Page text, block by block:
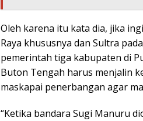
Oleh karena itu kata dia, jika
Raya khususnya dan Sultra
pemerintah tiga kabupaten di
Buton Tengah harus menjalin
maskapai penerbangan agar
“Ketika bandara Sugi Manuru